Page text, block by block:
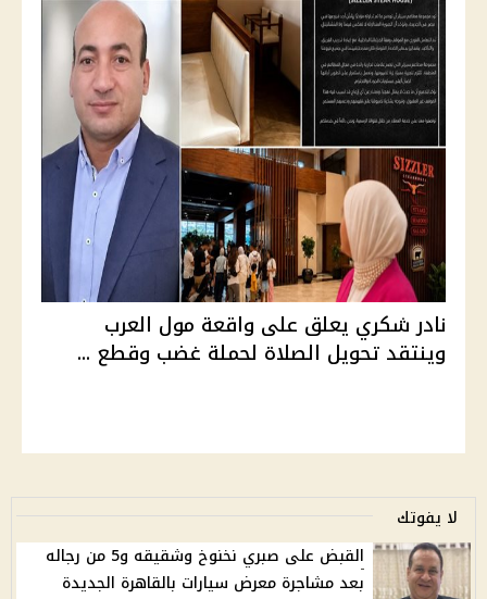
نادر شكري يعلق على واقعة مول العرب
وينتقد تحويل الصلاة لحملة غضب وقطع ...
لا يفوتك
القبض على صبري نخنوخ وشقيقه و5 من رجاله
بعد مشاجرة معرض سيارات بالقاهرة الجديدة